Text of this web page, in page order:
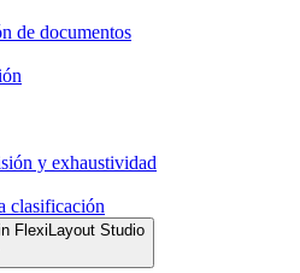
de documentos
y exhaustividad
clasificación
FlexiLayout Studio